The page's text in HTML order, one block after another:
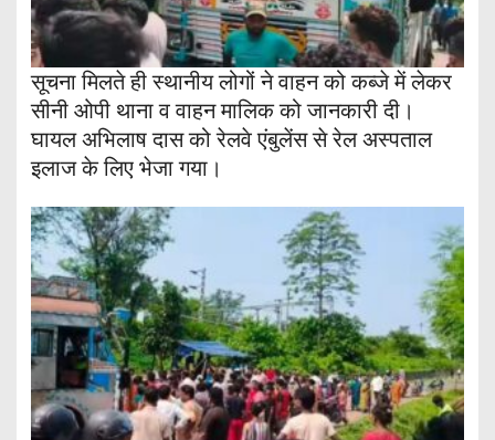
सूचना मिलते ही स्थानीय लोगों ने वाहन को कब्जे में लेकर
सीनी ओपी थाना व वाहन मालिक को जानकारी दी।
घायल अभिलाष दास को रेलवे एंबुलेंस से रेल अस्पताल
इलाज के लिए भेजा गया।